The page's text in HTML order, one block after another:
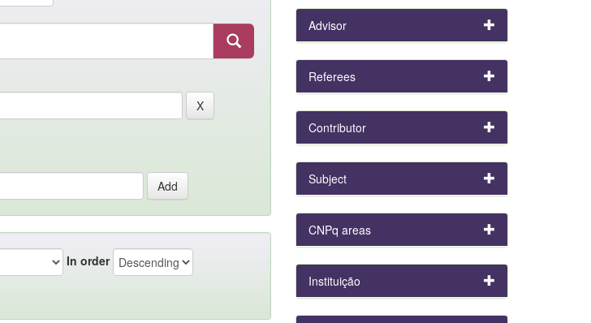
In order
Advisor
Referees
Contributor
Subject
CNPq areas
Instituição